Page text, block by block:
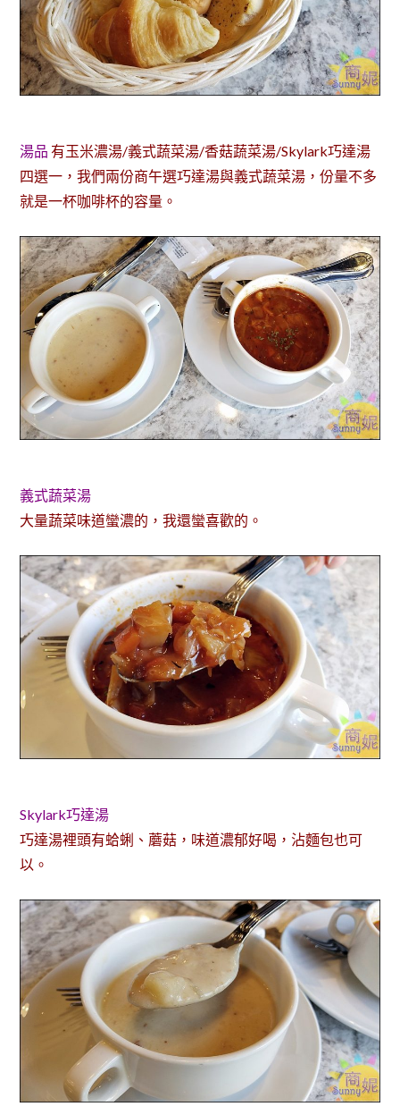
湯品 有玉米濃湯/義式蔬菜湯/香菇蔬菜湯/Skylark巧達湯
四選一，我們兩份商午選巧達湯與義式蔬菜湯，份量不多
就是一杯咖啡杯的容量。
義式蔬菜湯
大量蔬菜味道蠻濃的，我還蠻喜歡的。
Skylark巧達湯
巧達湯裡頭有蛤蜊、蘑菇，味道濃郁好喝，沾麵包也可
以。